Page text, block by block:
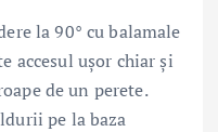
la 90° cu balamale
accesul ușor chiar și
de un perete.
pe la baza